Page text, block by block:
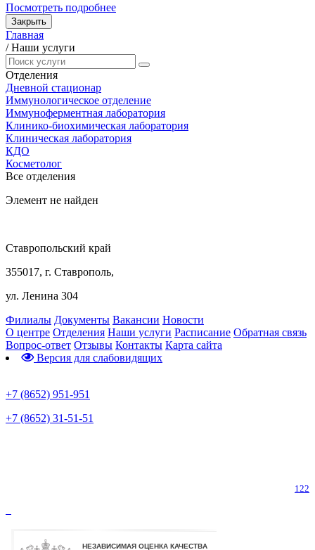
Посмотреть подробнее
Закрыть
Главная
/ Наши услуги
Отделения
Дневной стационар
Иммунологическое отделение
Иммуноферментная лаборатория
Клинико-биохимическая лаборатория
Клиническая лаборатория
КДО
Косметолог
Все отделения
Элемент не найден
Ставропольский край
355017, г. Ставрополь,
ул. Ленина 304
Филиалы Документы Вакансии Новости
О центре Отделения Наши услуги Расписание Обратная связь
Вопрос-ответ Отзывы Контакты Карта сайта
Версия для слабовидящих
+7 (8652) 951-951
+7 (8652) 31-51-51
122